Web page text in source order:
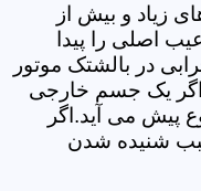
زیاد و بیش از
اصلی را پیدا
در بالشتک موتور
اگر یک جسم خارجی
پیش می آید.اگر
سبب شنیده شدن